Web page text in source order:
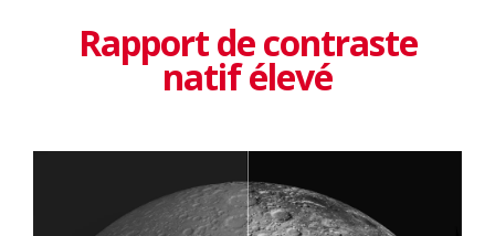
Rapport de contraste
natif élevé